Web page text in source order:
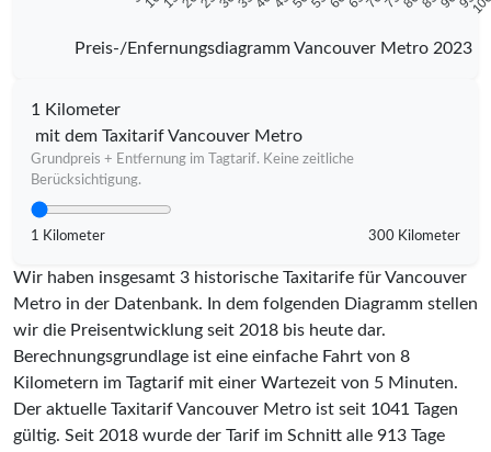
Preis-/Enfernungsdiagramm Vancouver Metro 2023
1 Kilometer
mit dem Taxitarif Vancouver Metro
Grundpreis + Entfernung im Tagtarif. Keine zeitliche
Berücksichtigung.
1 Kilometer 300 Kilometer
Wir haben insgesamt 3 historische Taxitarife für Vancouver
Metro in der Datenbank. In dem folgenden Diagramm stellen
wir die Preisentwicklung seit 2018 bis heute dar.
Berechnungsgrundlage ist eine einfache Fahrt von 8
Kilometern im Tagtarif mit einer Wartezeit von 5 Minuten.
Der aktuelle Taxitarif Vancouver Metro ist seit 1041 Tagen
gültig. Seit 2018 wurde der Tarif im Schnitt alle 913 Tage